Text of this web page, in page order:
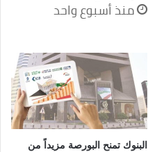
منذ أسبوع واحد
البنوك تمنح البورصة مزيداً من